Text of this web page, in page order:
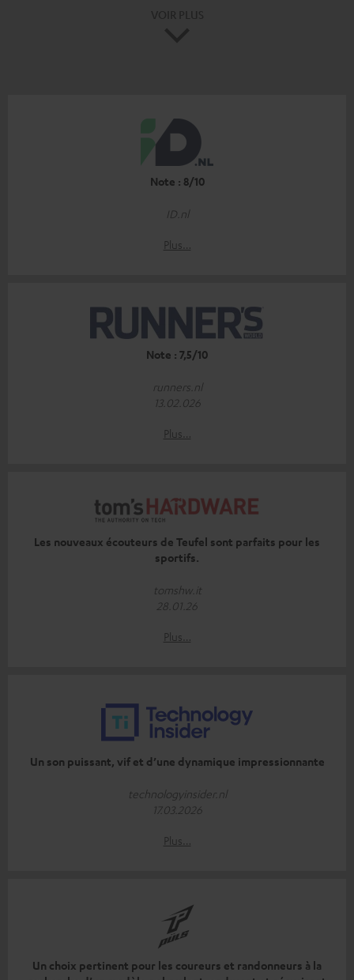
Note : 8/10
ID.nl
Plus…
Note : 7,5/10
runners.nl
13.02.026
Plus…
Les nouveaux écouteurs de Teufel sont parfaits pour les
sportifs.
tomshw.it
28.01.26
Plus…
Un son puissant, vif et d’une dynamique impressionnante
technologyinsider.nl
17.03.2026
Plus…
Un choix pertinent pour les coureurs et randonneurs à la